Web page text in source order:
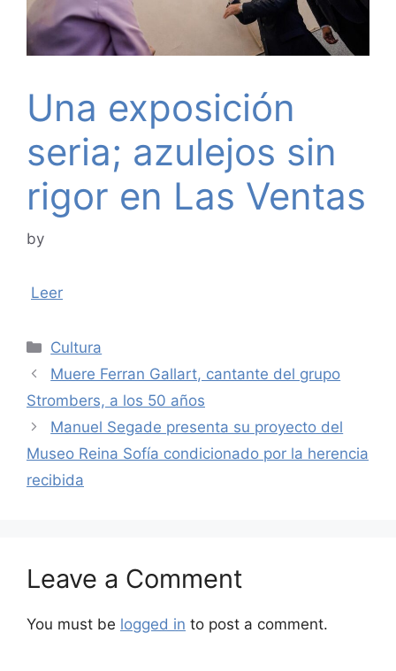
Una exposición
seria; azulejos sin
rigor en Las Ventas
by
Leer
Categories
Cultura
Muere Ferran Gallart, cantante del grupo
Strombers, a los 50 años
Manuel Segade presenta su proyecto del
Museo Reina Sofía condicionado por la herencia
recibida
Leave a Comment
You must be logged in to post a comment.